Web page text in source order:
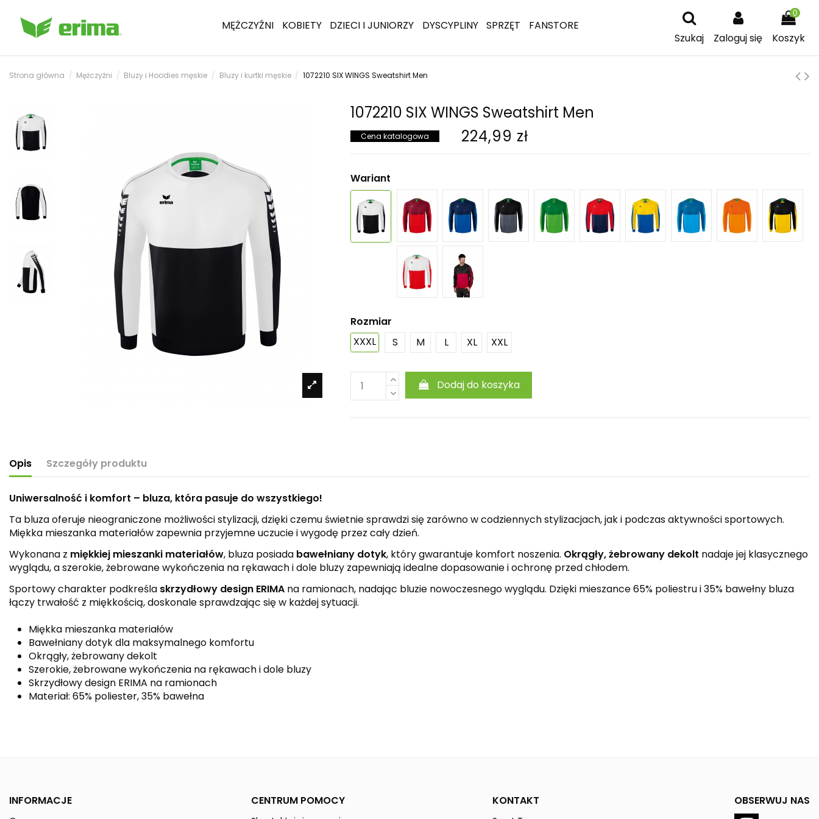
MĘŻCZYŹNI KOBIETY DZIECI I JUNIORZY DYSCYPLINY SPRZĘT
FANSTORE
Szukaj
Zaloguj się
0
Koszyk
Strona główna Mężczyźni Bluzy i Hoodies męskie Bluzy i kurtki męskie 1072210 SIX WINGS Sweatshirt Men
1072210 SIX WINGS Sweatshirt Men
Cena katalogowa 224,99 zł
Wariant
Rozmiar
XXXL
S M L XL XXL
Dodaj do koszyka
Opis Szczegóły produktu
Uniwersalność i komfort – bluza, która pasuje do wszystkiego!
Ta bluza oferuje nieograniczone możliwości stylizacji, dzięki czemu świetnie sprawdzi się zarówno w codziennych stylizacjach, jak i podczas aktywności sportowych.
Miękka mieszanka materiałów zapewnia przyjemne uczucie i wygodę przez cały dzień.
Wykonana z miękkiej mieszanki materiałów, bluza posiada bawełniany dotyk, który gwarantuje komfort noszenia. Okrągły, żebrowany dekolt nadaje jej klasycznego
wyglądu, a szerokie, żebrowane wykończenia na rękawach i dole bluzy zapewniają idealne dopasowanie i ochronę przed chłodem.
Sportowy charakter podkreśla skrzydłowy design ERIMA na ramionach, nadając bluzie nowoczesnego wyglądu. Dzięki mieszance 65% poliestru i 35% bawełny bluza
łączy trwałość z miękkością, doskonale sprawdzając się w każdej sytuacji.
Miękka mieszanka materiałów
Bawełniany dotyk dla maksymalnego komfortu
Okrągły, żebrowany dekolt
Szerokie, żebrowane wykończenia na rękawach i dole bluzy
Skrzydłowy design ERIMA na ramionach
Materiał: 65% poliester, 35% bawełna
INFORMACJE CENTRUM POMOCY KONTAKT OBSERWUJ NAS